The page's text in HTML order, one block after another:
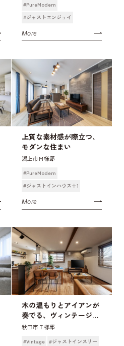
#PureModern
#ジャストエンジョイ
More
上質な素材感が際立つ、
モダンな住まい
潟上市Ｍ様邸
#PureModern
#ジャストインハウス＋1
More
木の温もりとアイアンが
奏でる、ヴィンテージモ
ダン
秋田市Ｔ様邸
#Vintage #ジャストインスリー